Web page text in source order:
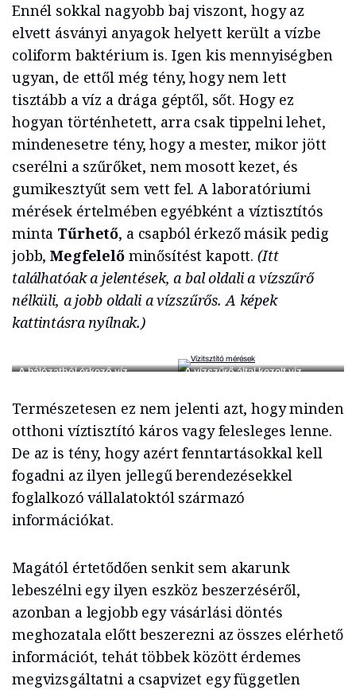
Ennél sokkal nagyobb baj viszont, hogy az
elvett ásványi anyagok helyett került a vízbe
coliform baktérium is. Igen kis mennyiségben
ugyan, de ettől még tény, hogy nem lett
tisztább a víz a drága géptől, sőt. Hogy ez
hogyan történhetett, arra csak tippelni lehet,
mindenesetre tény, hogy a mester, mikor jött
cserélni a szűrőket, nem mosott kezet, és
gumikesztyűt sem vett fel. A laboratóriumi
mérések értelmében egyébként a víztisztítós
minta Tűrhető, a csapból érkező másik pedig
jobb,Megfelelőminősítést kapott. (Itt
találhatóak a jelentések, a bal oldali a vízszűrő
nélküli, a jobb oldali a vízszűrős. A képek
kattintásra nyílnak.)
A hálózatból érkező víz A vízszűrő által kezelt víz
Természetesen ez nem jelenti azt, hogy minden
otthoni víztisztító káros vagy felesleges lenne.
De az is tény, hogy azért fenntartásokkal kell
fogadni az ilyen jellegű berendezésekkel
foglalkozó vállalatoktól származó
információkat.
Magától értetődően senkit sem akarunk
lebeszélni egy ilyen eszköz beszerzéséről,
azonban a legjobb egy vásárlási döntés
meghozatala előtt beszerezni az összes elérhető
információt, tehát többek között érdemes
megvizsgáltatni a csapvizet egy független